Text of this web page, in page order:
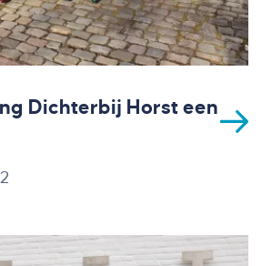
Dichterbij Horst een